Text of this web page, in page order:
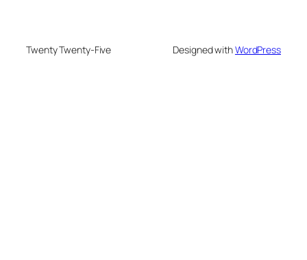
Twenty Twenty-Five Designed withWordPress